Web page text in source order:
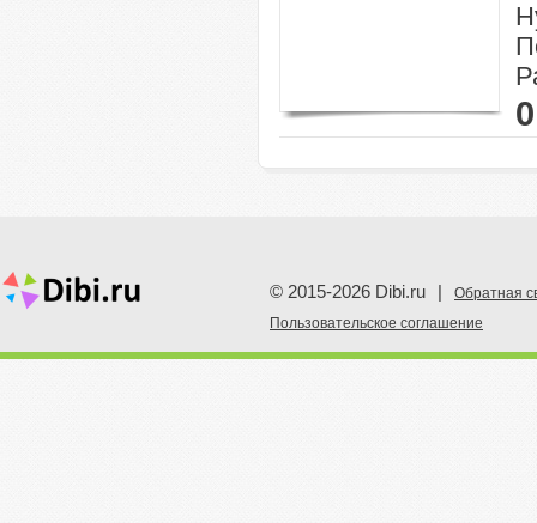
0
© 2015-2026 Dibi.ru
Обратная
Пoльзовательское соглашение